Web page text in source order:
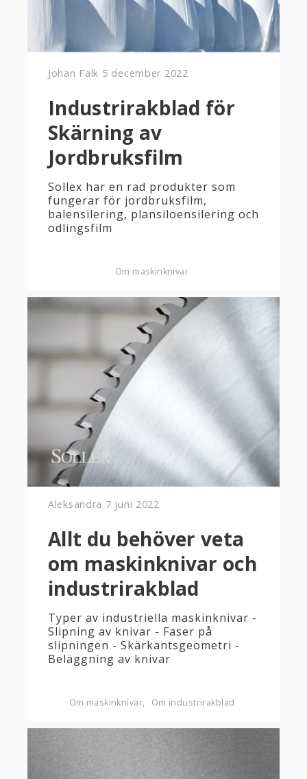
Johan Falk 5 december 2022
Industrirakblad för
Skärning av
Jordbruksfilm
Sollex har en rad produkter som
fungerar för jordbruksfilm,
balensilering, plansiloensilering och
odlingsfilm
Om maskinknivar
Aleksandra 7 juni 2022
Allt du behöver veta
om maskinknivar och
industrirakblad
Typer av industriella maskinknivar -
Slipning av knivar - Faser på
slipningen - Skärkantsgeometri -
Beläggning av knivar
Om maskinknivar Om industrirakblad